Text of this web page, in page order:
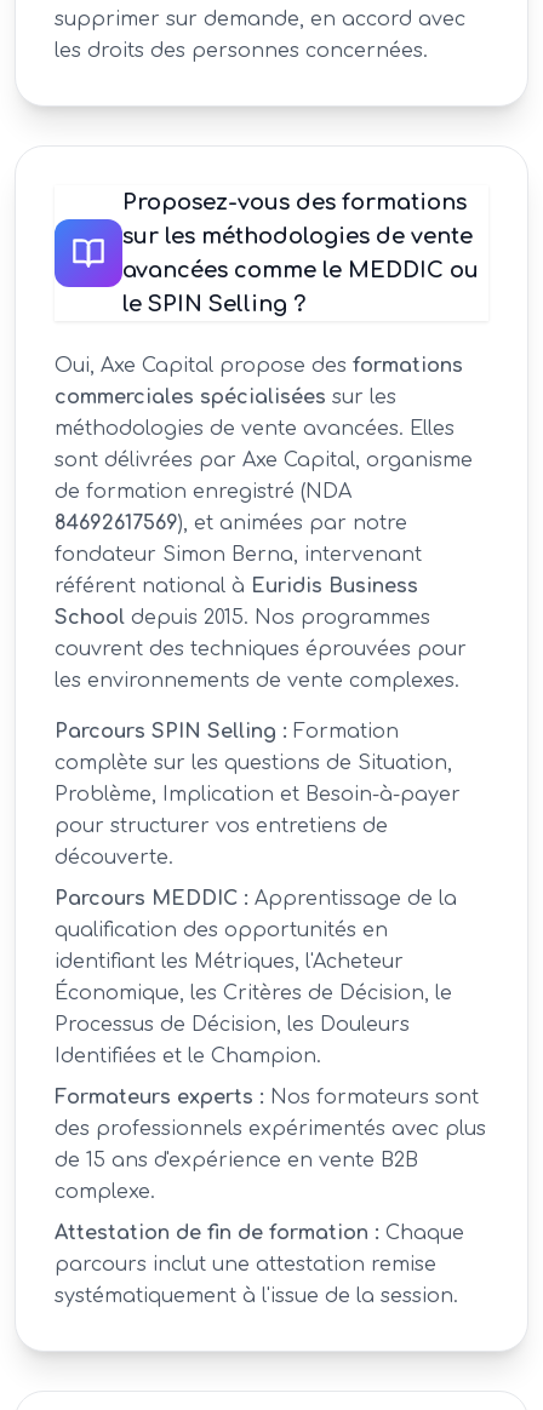
supprimer sur demande, en accord avec
les droits des personnes concernées.
Proposez-vous des formations
sur les méthodologies de vente
avancées comme le MEDDIC ou
le SPIN Selling ?
Oui, Axe Capital propose des formations
commerciales spécialisées sur les
méthodologies de vente avancées. Elles
sont délivrées par Axe Capital, organisme
de formation enregistré (NDA
84692617569), et animées par notre
fondateur Simon Berna, intervenant
référent national à Euridis Business
School depuis 2015. Nos programmes
couvrent des techniques éprouvées pour
les environnements de vente complexes.
Parcours SPIN Selling : Formation
complète sur les questions de Situation,
Problème, Implication et Besoin-à-payer
pour structurer vos entretiens de
découverte.
Parcours MEDDIC : Apprentissage de la
qualification des opportunités en
identifiant les Métriques, l'Acheteur
Économique, les Critères de Décision, le
Processus de Décision, les Douleurs
Identifiées et le Champion.
Formateurs experts : Nos formateurs sont
des professionnels expérimentés avec plus
de 15 ans d'expérience en vente B2B
complexe.
Attestation de fin de formation : Chaque
parcours inclut une attestation remise
systématiquement à l'issue de la session.